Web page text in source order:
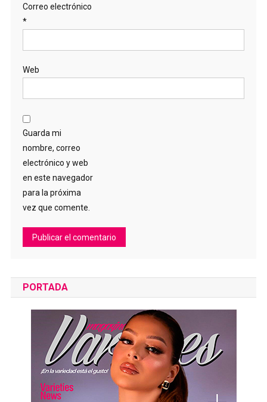
Correo electrónico
*
Web
Guarda mi
nombre, correo
electrónico y web
en este navegador
para la próxima
vez que comente.
PORTADA